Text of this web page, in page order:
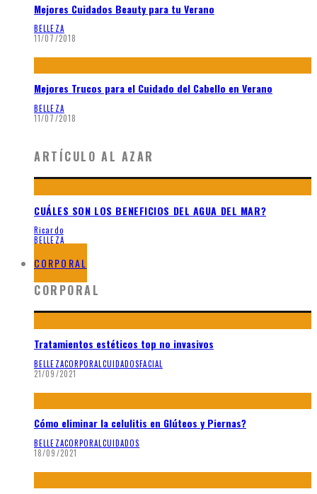
Mejores Cuidados Beauty para tu Verano
BELLEZA
11/07/2018
Mejores Trucos para el Cuidado del Cabello en Verano
BELLEZA
11/07/2018
ARTÍCULO AL AZAR
CUÁLES SON LOS BENEFICIOS DEL AGUA DEL MAR?
Ricardo
BELLEZA
CORPORAL
CORPORAL
Tratamientos estéticos top no invasivos
BELLEZACORPORAL CUIDADOSFACIAL
21/09/2021
Cómo eliminar la celulitis en Glúteos y Piernas?
BELLEZACORPORAL CUIDADOS
18/09/2021